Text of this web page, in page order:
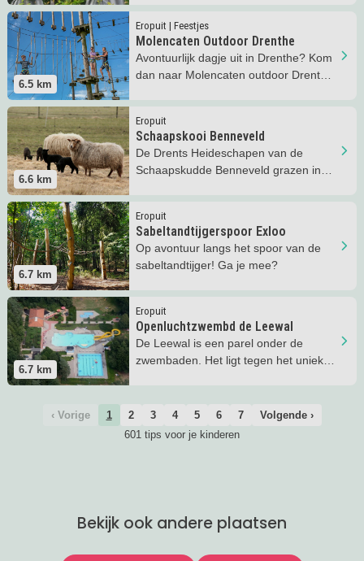
6.5 km
Eropuit | Feestjes
Molencaten Outdoor Drenthe
Avontuurlijk dagje uit in Drenthe? Kom
dan naar Molencaten outdoor Drenthe
Lees meer Molencaten Outdoor Drenthe
6.6 km
Eropuit
Schaapskooi Benneveld
De Drents Heideschapen van de
Schaapskudde Benneveld grazen in
Lees meer Schaapskooi Benneveld
6.7 km
Eropuit
Sabeltandtijgerspoor Exloo
Op avontuur langs het spoor van de
sabeltandtijger! Ga je mee?
Lees meer Sabeltandtijgerspoor Exloo
6.7 km
Eropuit
Openluchtzwembd de Leewal
De Leewal is een parel onder de
zwembaden. Het ligt tegen het unieke
Lees meer Openluchtzwembd de Leewal
‹ Vorige 1 2 3 4 5 6 7
Volgende ›
601 tips voor je kinderen
Bekijk ook andere plaatsen